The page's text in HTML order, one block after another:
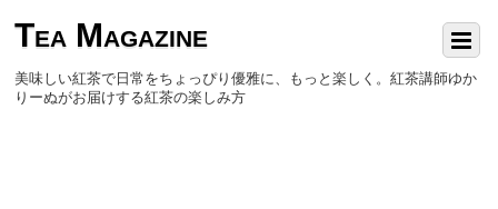
Tea Magazine
美味しい紅茶で日常をちょっぴり優雅に、もっと楽しく。紅茶講師ゆか
りーぬがお届けする紅茶の楽しみ方